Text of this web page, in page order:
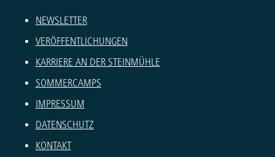
NEWSLETTER
VERÖFFENTLICHUNGEN
KARRIERE AN DER STEINMÜHLE
SOMMERCAMPS
IMPRESSUM
DATENSCHUTZ
KONTAKT